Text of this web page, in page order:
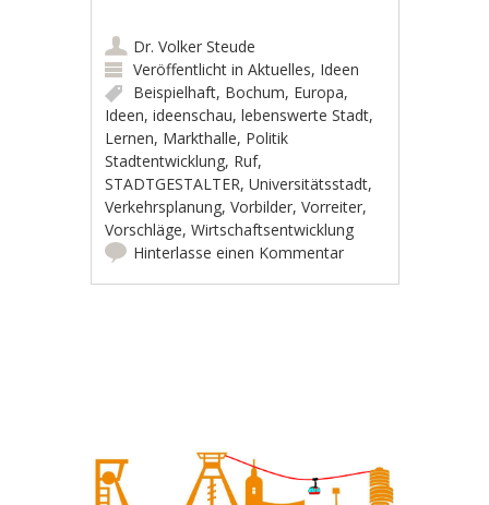
Dr. Volker Steude
Veröffentlicht inAktuelles, Ideen
Beispielhaft, Bochum, Europa,
Ideen,ideenschau,lebenswerte Stadt,
Lernen, Markthalle, Politik
Stadtentwicklung, Ruf,
STADTGESTALTER,Universitätsstadt,
Verkehrsplanung,Vorbilder,Vorreiter,
Vorschläge,Wirtschaftsentwicklung
Hinterlasse einen Kommentar